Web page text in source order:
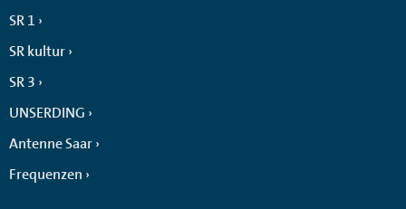
SR 1
SR kultur
SR 3
UNSERDING
Antenne Saar
Frequenzen